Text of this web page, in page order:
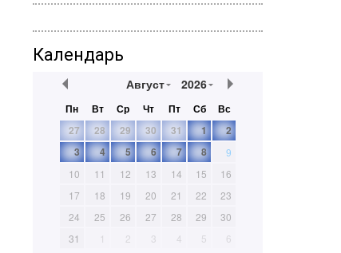
Календарь
Август 2026
Пн Вт Ср Чт Пт Сб
Вс
27
28 29 30 31 1
2
3
4 5 6 7 8
9
10
11 12 13 14 15
16
17
18 19 20 21 22
23
24
25 26 27 28 29
30
31
1 2 3 4 5 6